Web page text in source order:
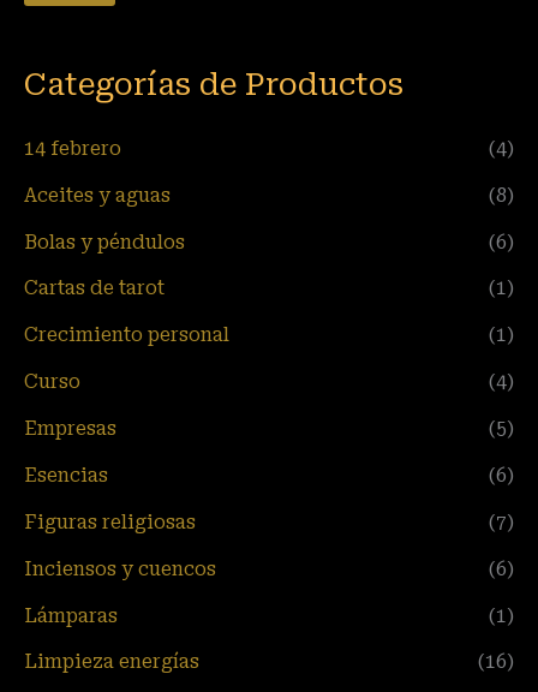
Categorías de Productos
14 febrero (4)
Aceites y aguas (8)
Bolas y péndulos (6)
Cartas de tarot (1)
Crecimiento personal (1)
Curso (4)
Empresas (5)
Esencias (6)
Figuras religiosas (7)
Inciensos y cuencos (6)
Lámparas (1)
Limpieza energías (16)